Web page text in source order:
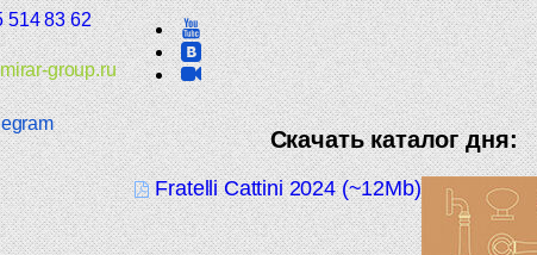
Скачать каталог дня:
Fratelli Cattini 2024 (~12Mb)
514 83 62
group.ru